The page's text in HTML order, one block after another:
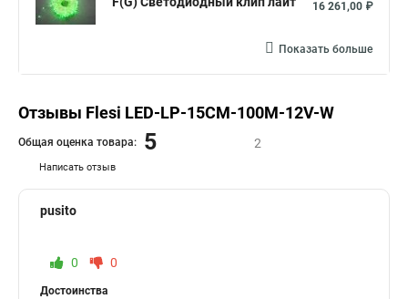
16 261,00 ₽
Показать больше
Отзывы Flesi LED-LP-15СМ-100M-12V-W
Написать отзыв
Общая оценка товара: 5 2
pusito
0 0
Достоинства